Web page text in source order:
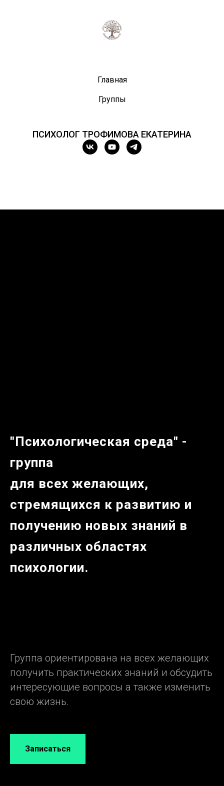
Главная
Группы
ПСИХОЛОГ ТРОФИМОВА ЕКАТЕРИНА
"Психологическая среда" -
группа
для всех желающих,
стремящихся к развитию и
получению новых знаний в
различных областях
психологии.
Группа ориентирована на всех желающих
получить практических знаний и обсудить
интересующие вопросы а также изменить
свою жизнь.
Записаться